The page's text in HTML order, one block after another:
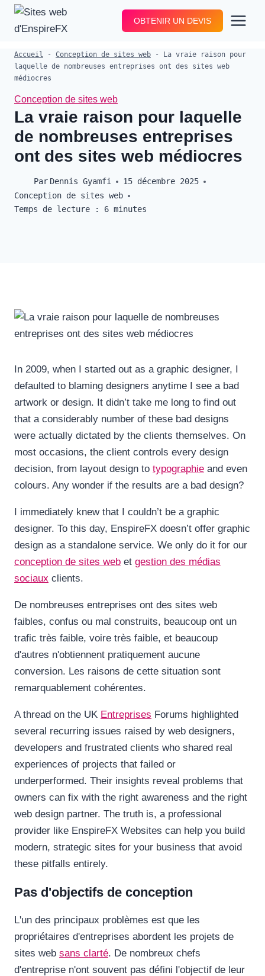
Aller
OBTENIR UN DEVIS
Accueil - Conception de sites web -
La vraie raison pour
laquelle de nombreuses entreprises ont des sites web
médiocres
Conception de sites web
La vraie raison pour laquelle
de nombreuses entreprises
ont des sites web médiocres
Par Dennis Gyamfi
15 décembre 2025
Conception de sites web
Temps de lecture :
6 minutes
In 2009, when I started out as a graphic designer, I
defaulted to blaming designers anytime I see a bad
artwork or design. It didn’t take me long to find out
that a considerably number of these bad designs
were actually dictated by the clients themselves. On
most occasions, the client controls every design
decision, from layout design to typographie and even
colours. Any wonder if the results are a bad design?
I immediately knew that I couldn’t be a graphic
designer. To this day, EnspireFX doesn’t offer graphic
design as a standalone service. We only do it for our
conception de sites web et gestion des médias
sociaux clients.
De nombreuses entreprises ont des sites web
faibles, confus ou mal construits, beaucoup ont un
trafic très faible, voire très faible, et beaucoup
d'autres n'obtiennent pratiquement aucune
conversion. Les raisons de cette situation sont
remarquablement cohérentes.
A thread on the UK Entreprises Forums highlighted
several recurring issues raised by web designers,
developers and frustrated clients who shared real
experiences of projects that failed or
underperformed. Their insights reveal problems that
owners can fix with the right awareness and the right
web design partner. The truth is, a professional
provider like EnspireFX Websites can help you build
modern, strategic sites for your business that avoid
these pitfalls entirely.
Pas d'objectifs de conception
L'un des principaux problèmes est que les
propriétaires d'entreprises abordent les projets de
sites web sans clarté. De nombreux chefs
d'entreprise n'ont souvent pas défini l'objectif de leur